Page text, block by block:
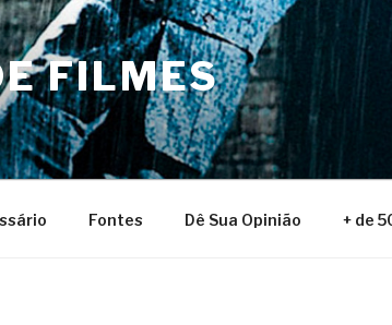
FILMES
Fontes Dê Sua Opinião + de